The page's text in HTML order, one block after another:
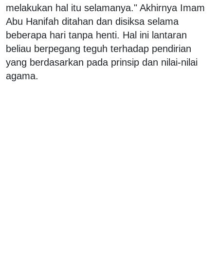
melakukan hal itu selamanya." Akhirnya Imam
Abu Hanifah ditahan dan disiksa selama
beberapa hari tanpa henti. Hal ini lantaran
beliau berpegang teguh terhadap pendirian
yang berdasarkan pada prinsip dan nilai-nilai
agama.